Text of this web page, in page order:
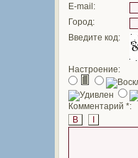
E-mail:
Город:
Введите код:
Настроение:
Комментарий *:
B